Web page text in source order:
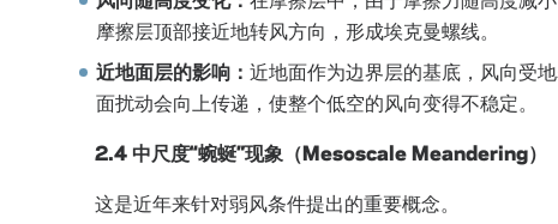
摩擦层顶部接近地转风方向，形成埃克曼螺线。
近地面层的影响： 近地面作为边界层的基底，风向受
面扰动会向上传递，使整个低空的风向变得不稳定。
2.4 中尺度“蜿蜒”现象（Mesoscale Meandering）
这是近年来针对弱风条件提出的重要概念。